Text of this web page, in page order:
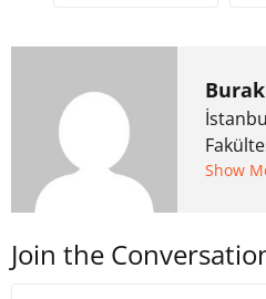
kurdu.
Show
Join the